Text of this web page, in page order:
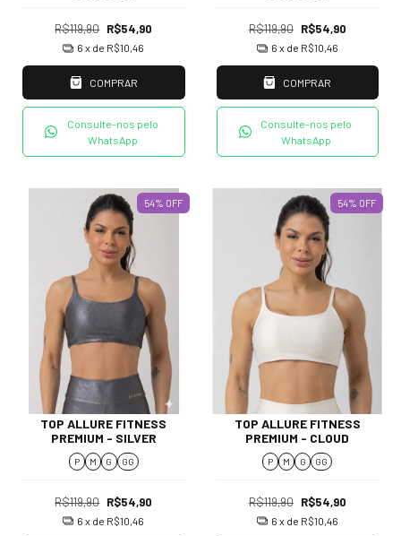
R$119,90 R$54,90
6 x de R$10,46
COMPRAR
Consulte-nos pelo
WhatsApp
R$119,90 R$54,90
6 x de R$10,46
COMPRAR
Consulte-nos pelo
WhatsApp
54% OFF
TOP ALLURE FITNESS
PREMIUM - SILVER
P M G GG
R$119,90 R$54,90
6 x de R$10,46
54% OFF
TOP ALLURE FITNESS
PREMIUM - CLOUD
P M G GG
R$119,90 R$54,90
6 x de R$10,46